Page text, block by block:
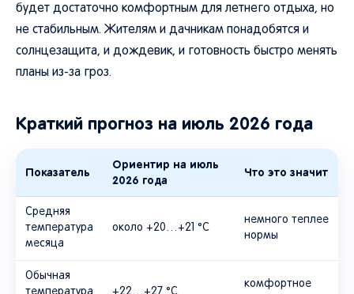
будет достаточно комфортным для летнего отдыха, но
не стабильным. Жителям и дачникам понадобятся и
солнцезащита, и дождевик, и готовность быстро менять
планы из-за гроз.
Краткий прогноз на июль 2026 года
Показатель
Ориентир на июль
2026 года
Что это значит
Средняя
температура
месяца
около +20…+21 °C
немного теплее
нормы
Обычная
комфортное